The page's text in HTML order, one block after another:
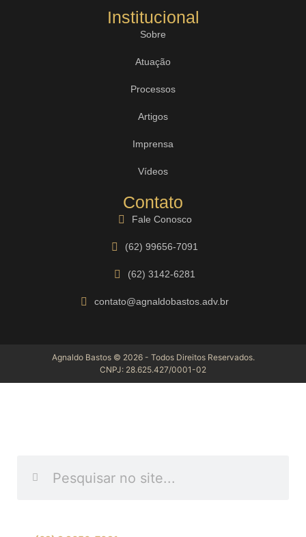
Institucional
Sobre
Atuação
Processos
Artigos
Imprensa
Vídeos
Contato
Fale Conosco
(62) 99656-7091
(62) 3142-6281
contato@agnaldobastos.adv.br
Agnaldo Bastos © 2026 - Todos Direitos Reservados.
CNPJ: 28.625.427/0001-02